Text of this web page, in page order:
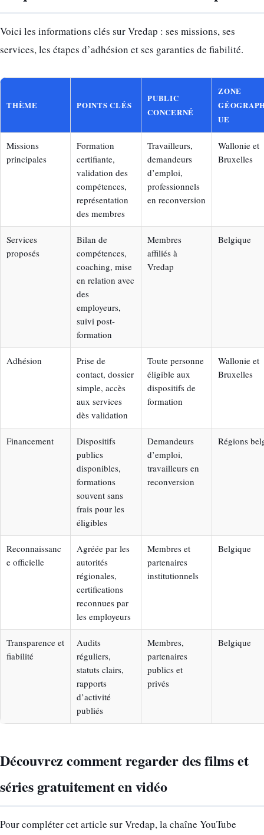
Voici les informations clés sur Vredap : ses missions, ses
services, les étapes d’adhésion et ses garanties de fiabilité.
THÈME POINTS CLÉS
PUBLIC
CONCERNÉ
ZONE
UE
Missions
principales
Formation
certifiante,
validation des
compétences,
représentation
des membres
Travailleurs,
demandeurs
d’emploi,
professionnels
en reconversion
Wallonie et
Bruxelles
Services
proposés
Bilan de
compétences,
coaching, mise
en relation avec
des
employeurs,
suivi post-
formation
Membres
affiliés à
Vredap
Belgique
Adhésion
Prise de
contact, dossier
simple, accès
aux services
dès validation
Toute personne
éligible aux
dispositifs de
formation
Wallonie et
Bruxelles
Financement
Dispositifs
publics
disponibles,
formations
souvent sans
frais pour les
éligibles
Demandeurs
d’emploi,
travailleurs en
reconversion
Régions
Reconnaissanc
e officielle
Agréée par les
autorités
régionales,
certifications
reconnues par
les employeurs
Membres et
partenaires
institutionnels
Belgique
Transparence et
fiabilité
Audits
réguliers,
statuts clairs,
rapports
d’activité
publiés
Membres,
partenaires
publics et
privés
Belgique
Découvrez comment regarder des films et
séries gratuitement en vidéo
Pour compléter cet article sur Vredap, la chaîne YouTube